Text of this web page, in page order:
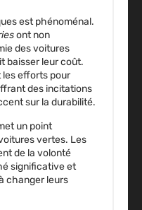
est phénoménal.
ont non
des voitures
baisser leur coût.
les efforts pour
des incitations
sur la durabilité.
un point
vertes. Les
de la volonté
significative et
changer leurs